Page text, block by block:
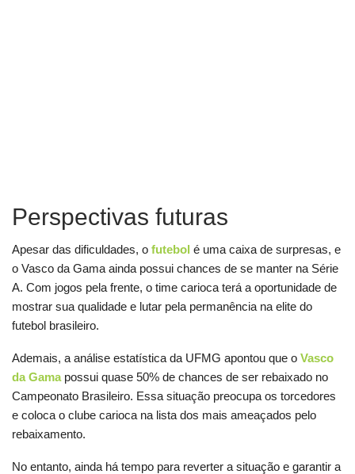
Perspectivas futuras
Apesar das dificuldades, o futebol é uma caixa de surpresas, e
o Vasco da Gama ainda possui chances de se manter na Série
A. Com jogos pela frente, o time carioca terá a oportunidade de
mostrar sua qualidade e lutar pela permanência na elite do
futebol brasileiro.
Ademais, a análise estatística da UFMG apontou que o Vasco
da Gamapossui quase 50% de chances de ser rebaixado no
Campeonato Brasileiro. Essa situação preocupa os torcedores
e coloca o clube carioca na lista dos mais ameaçados pelo
rebaixamento.
No entanto, ainda há tempo para reverter a situação e garantir a